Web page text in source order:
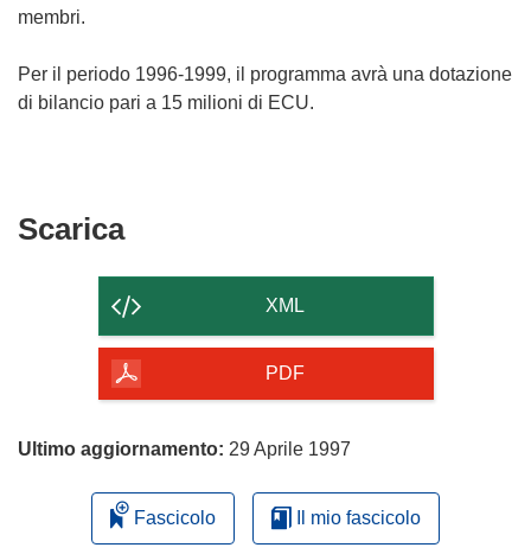
membri.
Per il periodo 1996-1999, il programma avrà una dotazione
di bilancio pari a 15 milioni di ECU.
ScaricaScarica
contenuto
della
pagina
XML
PDF
Ultimo aggiornamento: 29 Aprile 1997
Fascicolo Il mio fascicolo